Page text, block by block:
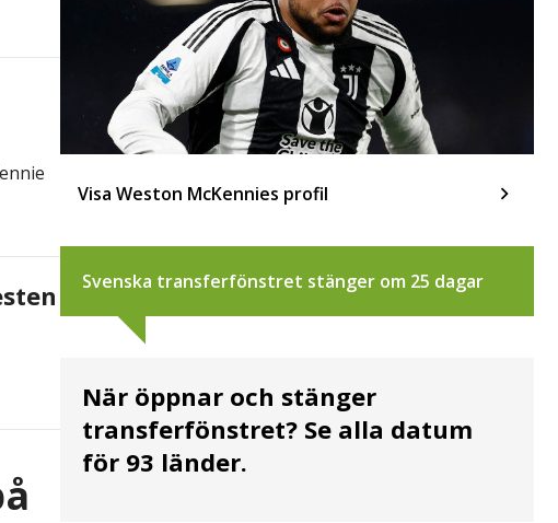
Visa Weston McKennies profil
Svenska transferfönstret stänger om 25 dagar
När öppnar och stänger
transferfönstret? Se alla datum
för 93 länder.